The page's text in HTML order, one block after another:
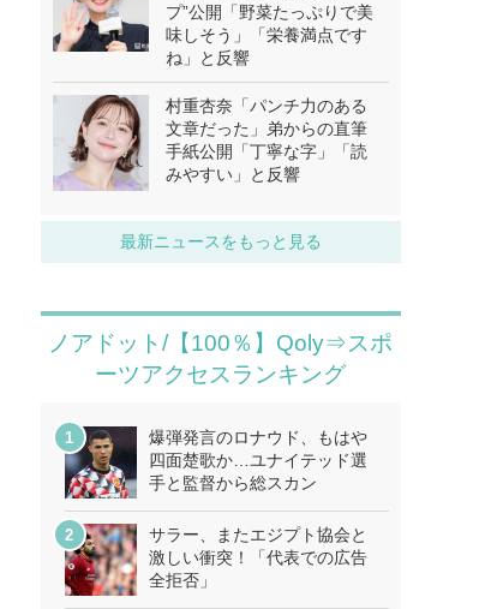
プ”公開「野菜たっぷりで美
味しそう」「栄養満点です
ね」と反響
村重杏奈「パンチ力のある
文章だった」弟からの直筆
手紙公開「丁寧な字」「読
みやすい」と反響
最新ニュースをもっと見る
ノアドット/【100％】Qoly⇒スポ
ーツアクセスランキング
爆弾発言のロナウド、もはや
四面楚歌か…ユナイテッド選
手と監督から総スカン
サラー、またエジプト協会と
激しい衝突！「代表での広告
全拒否」